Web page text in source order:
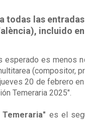
todas las
incluido
esperado es menos
(compositor,
20 de febrero
Temeraria 2025".
Temeraria" es el